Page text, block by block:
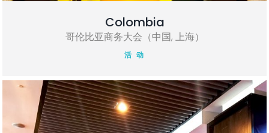
Colombia
哥伦比亚商务大会（中国, 上海）
活 动